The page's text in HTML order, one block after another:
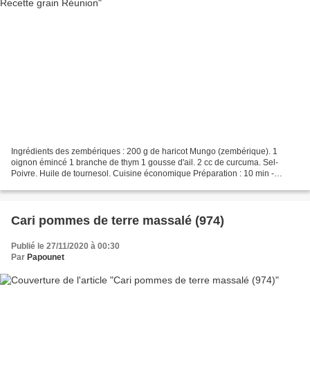
Ingrédients des zembériques : 200 g de haricot Mungo (zembérique). 1
oignon émincé 1 branche de thym 1 gousse d'ail. 2 cc de curcuma. Sel-
Poivre. Huile de tournesol. Cuisine économique Préparation : 10 min -
Cari pommes de terre massalé (974)
Publié le 27/11/2020 à 00:30
Par Papounet